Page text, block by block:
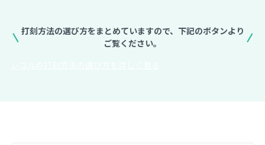
打刻方法の選び方をまとめていますので、下記のボタンより
ご覧ください。